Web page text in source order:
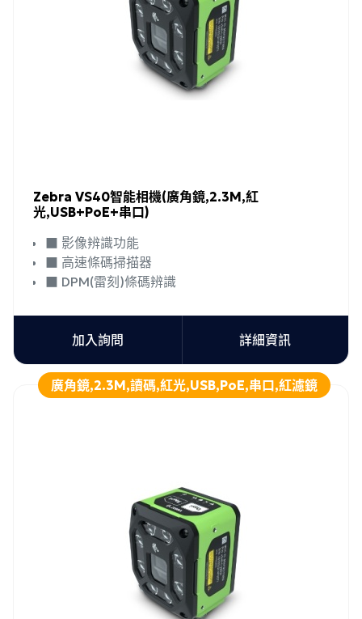
Zebra VS40智能相機(廣角鏡,2.3M,紅
光,USB+PoE+串口)
■ 影像辨識功能
■ 高速條碼掃描器
■ DPM(雷刻)條碼辨識
加入詢問 詳細資訊
廣角鏡,2.3M,讀碼,紅光,USB,PoE,串口,紅濾鏡